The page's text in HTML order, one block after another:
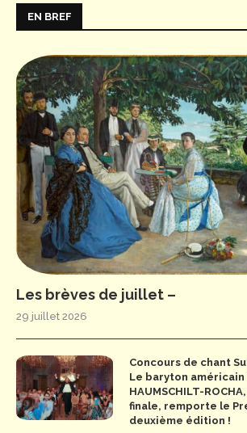
EN BREF
Les brèves de juillet –
29 juillet 2026
Concours de chant
Le baryton américain
HAUMSCHILT-
finale, remporte le
deuxième édition !